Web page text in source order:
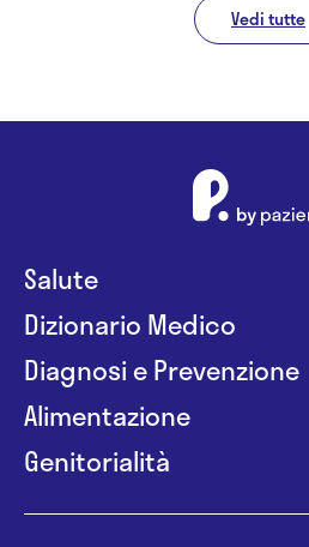
Vedi tutte
Salute
Dizionario Medico
Diagnosi e Prevenzione
Alimentazione
Genitorialità